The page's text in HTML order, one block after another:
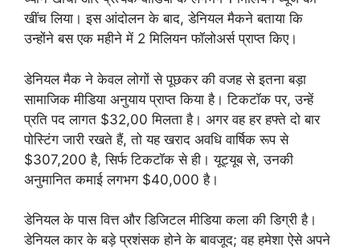
खींच लिया। इस आंदोलन के बाद, डेनियल मैकने बताया कि
उन्होंने बस एक महीने में 2 मिलियन फॉलोअर्स प्राप्त किए।
डेनियल मैक ने केवल लोगों से पूछकर की वजह से इतना बड़ा
सामाजिक मीडिया अनुयाय प्राप्त किया है। टिकटॉक पर, उन्हें
प्रति पद लागत $32,00 मिलता है। अगर वह हर हफ्ते दो बार
पोस्टिंग जारी रखते हैं, तो यह खराद अवधि वार्षिक रूप से
$307,200 है, सिर्फ टिकटॉक से ही। यूट्यूब से, उनकी
अनुमानित कमाई लगभग $40,000 है।
डेनियल के पास वित्त और डिजिटल मीडिया कला की डिग्री है।
डेनियल कार के बड़े प्रशंसक होने के बावजूद; वह हमेशा ऐसे अपने